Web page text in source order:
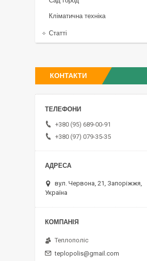
Кліматична техніка
Статті
КОНТАКТИ
+380 (95) 689-00-91
+380 (97) 079-35-35
вул. Червона, 21, Запоріжжя,
Україна
Теплополіс
teplopolis@gmail.com